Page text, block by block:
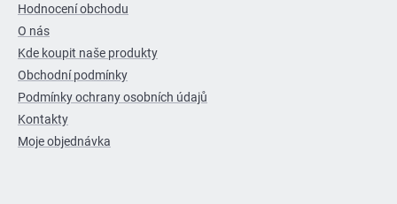
Hodnocení obchodu
O nás
Kde koupit naše produkty
Obchodní podmínky
Podmínky ochrany osobních údajů
Kontakty
Moje objednávka